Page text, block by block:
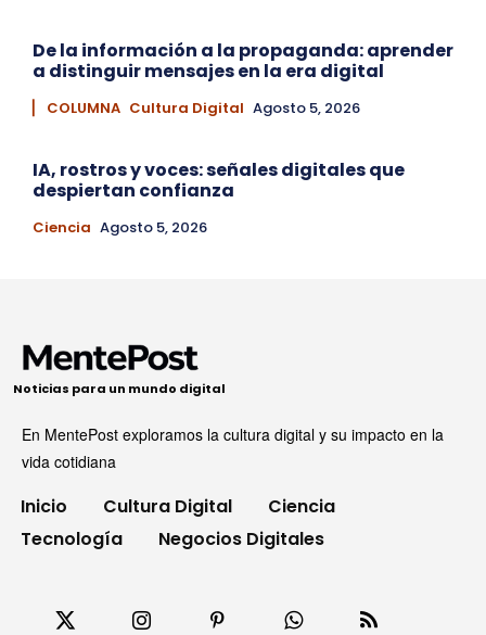
De la información a la propaganda: aprender
a distinguir mensajes en la era digital
▏ COLUMNA Cultura Digital Agosto 5, 2026
IA, rostros y voces: señales digitales que
despiertan confianza
Ciencia Agosto 5, 2026
Noticias para un mundo digital
En MentePost exploramos la cultura digital y su impacto en la
vida cotidiana
Inicio Cultura Digital
Ciencia
Tecnología
Negocios Digitales